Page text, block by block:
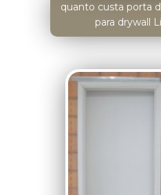
quanto custa porta
para drywall